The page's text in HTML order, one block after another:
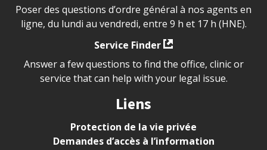
Poser des questions d’ordre général à nos agents en
ligne, du lundi au vendredi, entre 9 h et 17 h (HNE).
Service Finder
Answer a few questions to find the office, clinic or
service that can help with your legal issue.
Liens
Protection de la vie privée
Demandes d’accès à l’information